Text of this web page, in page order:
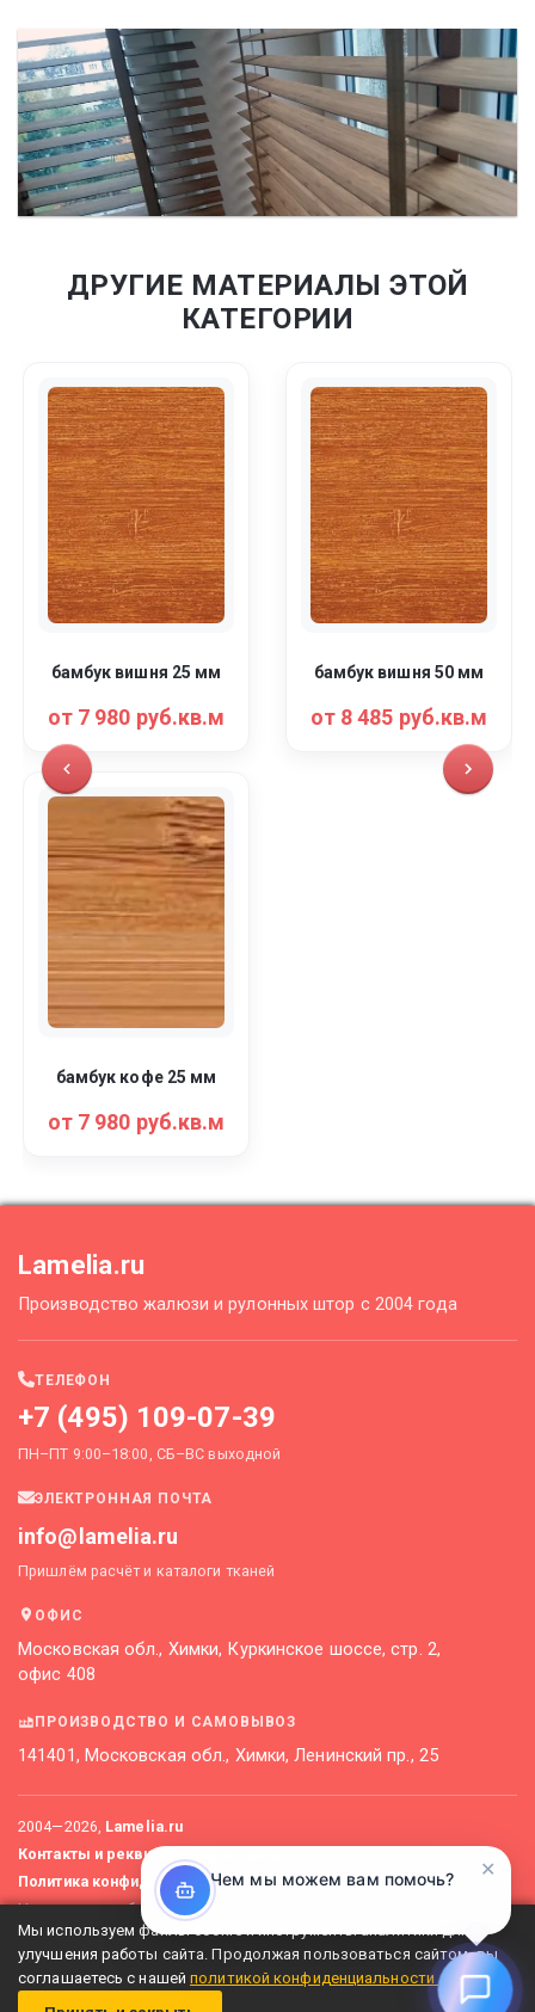
ДРУГИЕ МАТЕРИАЛЫ ЭТОЙ
КАТЕГОРИИ
бамбук вишня 25 мм
от 7 980 руб.кв.м
бамбук вишня 50 мм
от 8 485 руб.кв.м
бамбук кофе 25 мм
от 7 980 руб.кв.м
Lamelia.ru
Производство жалюзи и рулонных штор с 2004 года
ТЕЛЕФОН
+7 (495) 109-07-39
ПН–ПТ 9:00–18:00, СБ–ВС выходной
ЭЛЕКТРОННАЯ ПОЧТА
info@lamelia.ru
Пришлём расчёт и каталоги тканей
ОФИС
Московская обл., Химки, Куркинское шоссе, стр. 2,
офис 408
ПРОИЗВОДСТВО И САМОВЫВОЗ
141401, Московская обл., Химки, Ленинский пр., 25
2004—2026, Lamelia.ru
Контакты и реквизиты
Политика конфиденциальности
Не является публичной офертой. Актуальные цены уточняйте
у менеджеров.
Мы используем файлы cookie и инструменты аналитики для
улучшения работы сайта. Продолжая пользоваться сайтом, вы
соглашаетесь с нашейполитикой конфиденциальности.
✕
Чем мы можем вам помочь?